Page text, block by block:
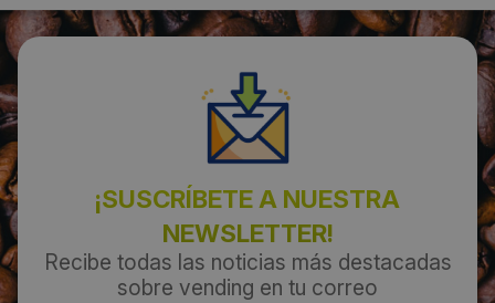
¡SUSCRÍBETE A NUESTRA
NEWSLETTER!
Recibe todas las noticias más destacadas
sobre vending en tu correo